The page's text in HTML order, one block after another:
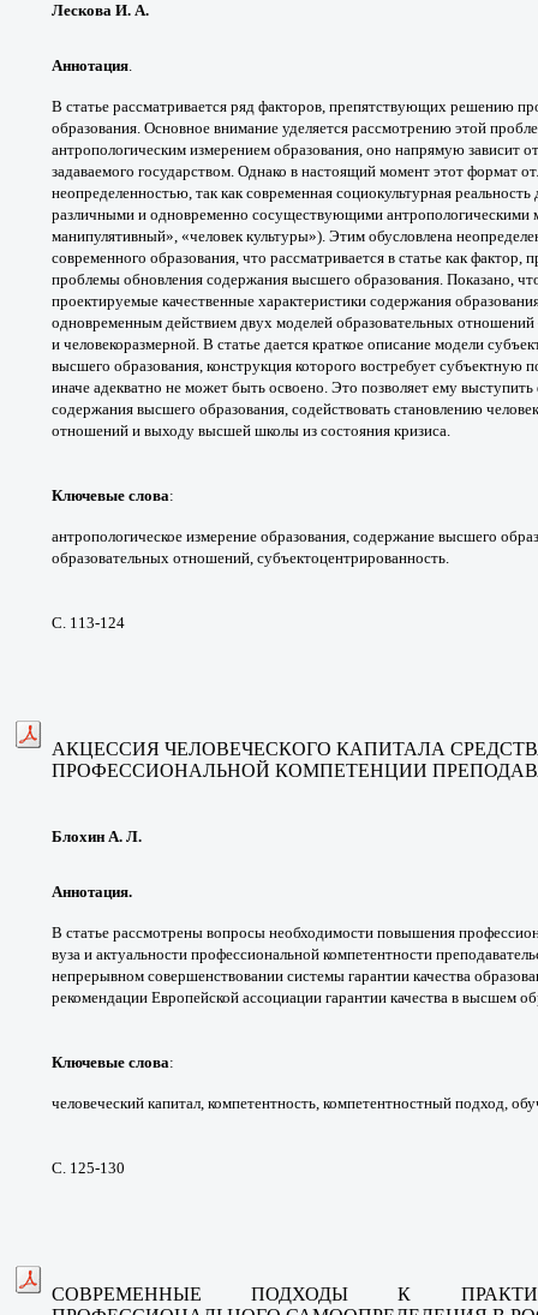
Лескова И. А.
Аннотация.
В статье рассматривается ряд факторов, препятствующих решению
образования. Основное внимание уделяется рассмотрению этой
антропологическим измерением образования, оно напрямую зависит
задаваемого государством. Однако в настоящий момент этот формат
неопределенностью, так как современная социокультурная реальность
различными и одновременно сосуществующими антропологическими
манипулятивный», «человеккультуры»). Этим обусловлена
современного образования, что рассматривается в статье какфактор,
проблемы обновления содержания высшего образования. Показано,
проектируемые качественные характеристики содержания
одновременным действием двух моделей образовательных отношений
и человекоразмерной. В статье дается краткое описание модели
высшего образования, конструкция которого востребует субъектную
иначе адекватно не может быть освоено. Это позволяет ему
содержания высшего образования, содействовать становлению
отношений и выходу высшей школы из состояния кризиса.
Ключевые слова:
антропологическое измерение образования, содержание высшего
образовательных отношений, субъектоцентрированность.
С. 113-124
АКЦЕССИЯ ЧЕЛОВЕЧЕСКОГО КАПИТАЛА
ПРОФЕССИОНАЛЬНОЙ КОМПЕТЕНЦИИ
Блохин А. Л.
Аннотация.
В статье рассмотрены вопросы необходимости повышения
вуза и актуальности профессиональной компетентности
непрерывном совершенствовании системы гарантии качества
рекомендации Европейской ассоциации гарантии качества в высшем
Ключевые слова:
человеческий капитал, компетентность, компетентностный подход,
С. 125-130
СОВРЕМЕННЫЕ ПОДХОДЫ К